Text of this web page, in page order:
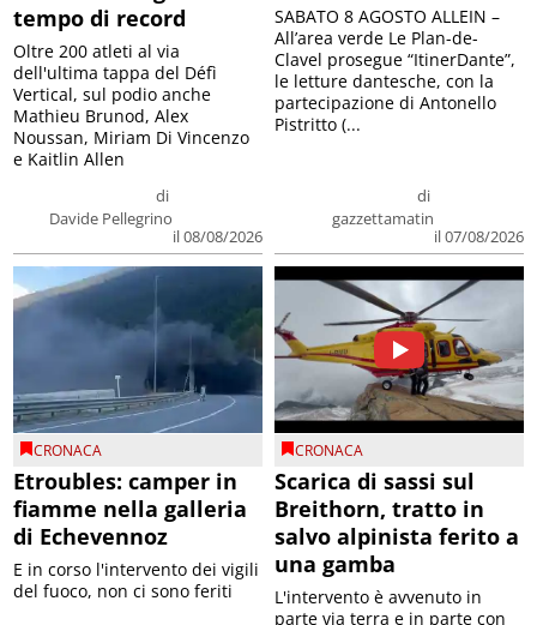
tempo di record
di
Davide Pellegrino
il 08/08/2026
Oltre 200 atleti al via
dell'ultima tappa del Défì
Vertical, sul podio anche
Mathieu Brunod, Alex
Noussan, Miriam Di Vincenzo
e Kaitlin Allen
di
gazzettamatin
il 07/08/2026
SABATO 8 AGOSTO ALLEIN –
All’area verde Le Plan-de-
Clavel prosegue “ItinerDante”,
le letture dantesche, con la
partecipazione di Antonello
Pistritto (...
CRONACA
Etroubles: camper in
fiamme nella galleria
di Echevennoz
E in corso l'intervento dei vigili
del fuoco, non ci sono feriti
CRONACA
Scarica di sassi sul
Breithorn, tratto in
salvo alpinista ferito a
una gamba
L'intervento è avvenuto in
parte via terra e in parte con